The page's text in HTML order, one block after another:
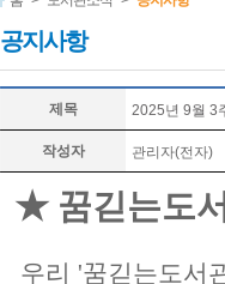
공지사항
제목 2025년 9월 3
작성자 관리자(전자)
★ 꿈긷는도
우리 '꿈긷는도서